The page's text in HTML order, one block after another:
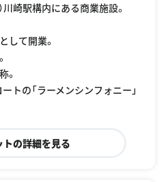
川崎駅構内にある商業施設。
して開業。
。
トの「ラーメンシンフォニー」
トの詳細を見る